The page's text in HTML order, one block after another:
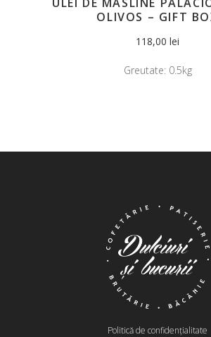
OLIVOS – GIFT
118,00 lei
Greutate: 0.5kg
Politică de confidențialitate